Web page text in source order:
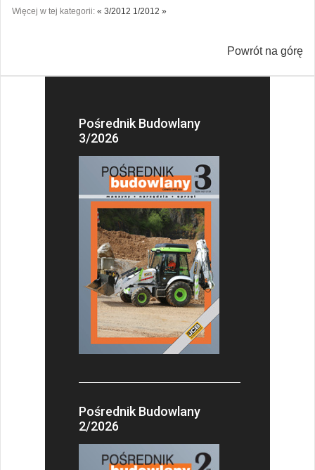
Więcej w tej kategorii: « 3/2012 1/2012 »
Powrót na górę
Pośrednik Budowlany
3/2026
Pośrednik Budowlany
2/2026